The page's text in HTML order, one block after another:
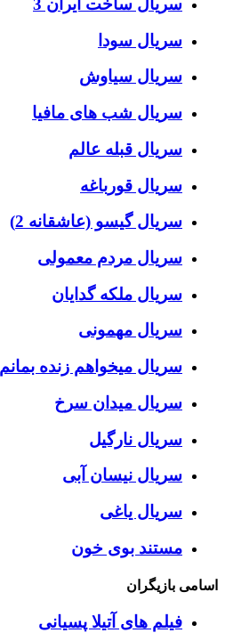
سریال ساخت ایران 3
سریال سودا
سریال سیاوش
سریال شب های مافیا
سریال قبله عالم
سریال قورباغه
سریال گیسو (عاشقانه 2)
سریال مردم معمولی
سریال ملکه گدایان
سریال مهمونی
سریال میخواهم زنده بمانم
سریال میدان سرخ
سریال نارگیل
سریال نیسان آبی
سریال یاغی
مستند بوی خون
اسامی بازیگران
فیلم های آتیلا پسیانی